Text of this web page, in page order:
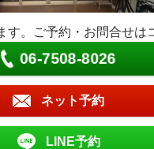
す。ご予約・お問合せは
06-7508-8026
ネット予約
LINE予約